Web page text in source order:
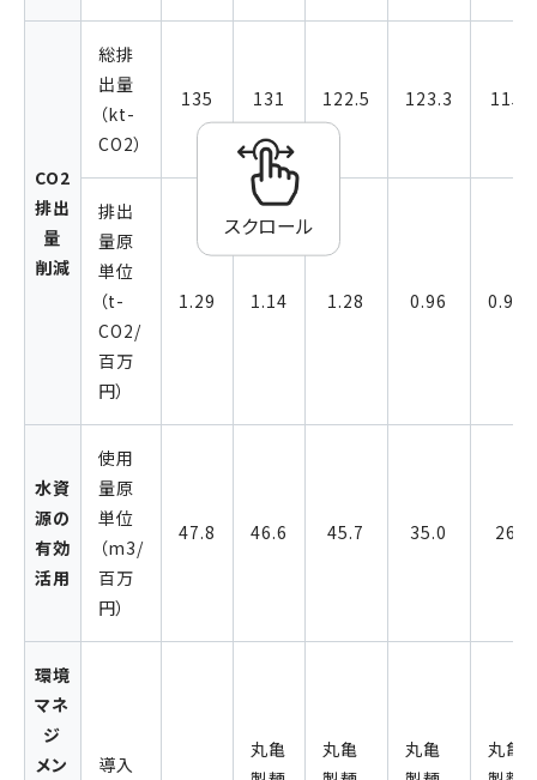
スクロール
CO2
排出
量
削減
総排
出量
（kt-
CO2）
135 131 122.5 123.3 115
排出
量原
単位
（t-
CO2/
百万
円）
1.29 1.14 1.28 0.96 0.91
水資
源の
有効
活用
使用
量原
単位
（m3/
百万
円）
47.8 46.6 45.7 35.0 26
環境
マネ
ジ
メン
導入
丸亀
丸亀
丸亀
丸亀